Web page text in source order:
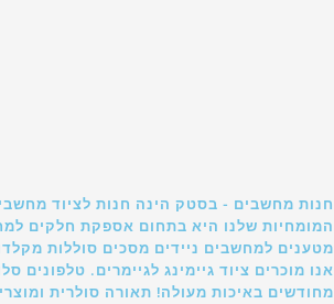
חנות מחשבים - בסטק הינה חנות לציוד
המומחיות שלנו היא בתחום אספקת חלקים
מטענים למחשבים ניידים מסכים סוללות
אנו מוכרים ציוד גיימינג לגיימרים. טלפונים
מחודשים באיכות מעולה! תאורה סולרית